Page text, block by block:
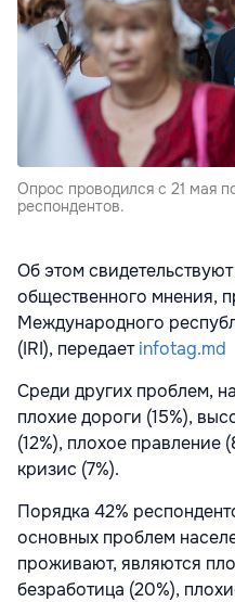
Опрос проводился с 21 мая
респондентов.
Об этом
общественного мнения,
Международного
(IRI), передаетinfotag.md
Среди других проблем,
плохие дороги (15%),
(12%), плохое правление
кризис (7%).
Порядка 42%
основных проблем
проживают, являются
безработица (20%),